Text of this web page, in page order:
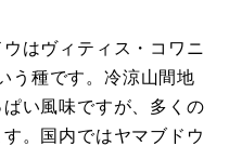
はヴィティス・コワニ
う種です。冷涼山間地
い風味ですが、多くの
。国内ではヤマブドウ